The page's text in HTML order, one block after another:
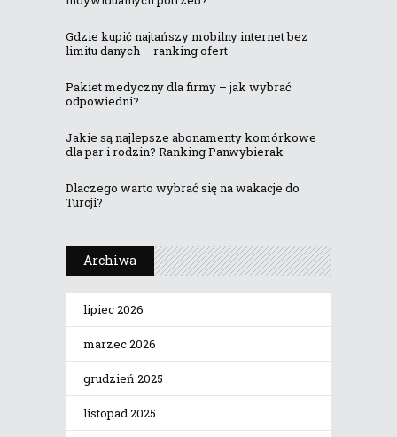
Gdzie kupić najtańszy mobilny internet bez
limitu danych – ranking ofert
Pakiet medyczny dla firmy – jak wybrać
odpowiedni?
Jakie są najlepsze abonamenty komórkowe
dla par i rodzin? Ranking Panwybierak
Dlaczego warto wybrać się na wakacje do
Turcji?
Archiwa
lipiec 2026
marzec 2026
grudzień 2025
listopad 2025